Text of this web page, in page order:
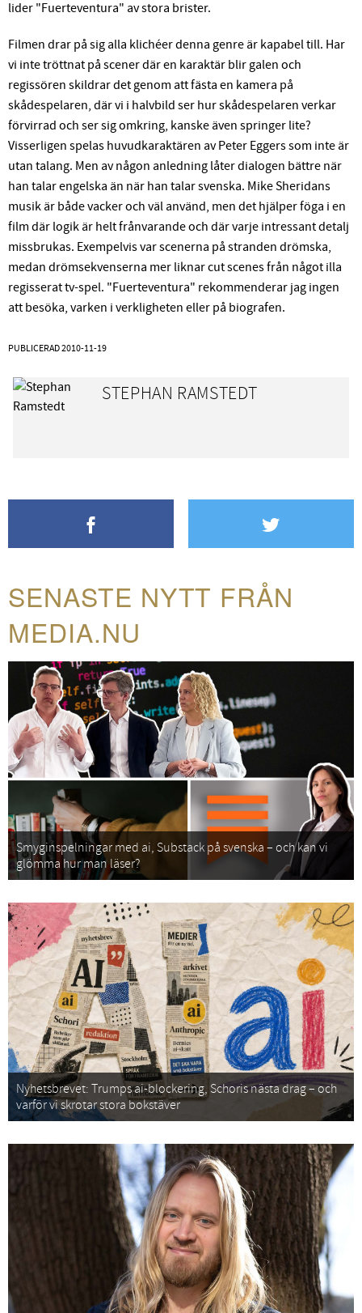
lider "Fuerteventura" av stora brister.
Filmen drar på sig alla klichéer denna genre är kapabel till. Har
vi inte tröttnat på scener där en karaktär blir galen och
regissören skildrar det genom att fästa en kamera på
skådespelaren, där vi i halvbild ser hur skådespelaren verkar
förvirrad och ser sig omkring, kanske även springer lite?
Visserligen spelas huvudkaraktären av Peter Eggers som inte är
utan talang. Men av någon anledning låter dialogen bättre när
han talar engelska än när han talar svenska. Mike Sheridans
musik är både vacker och väl använd, men det hjälper föga i en
film där logik är helt frånvarande och där varje intressant detalj
missbrukas. Exempelvis var scenerna på stranden drömska,
medan drömsekvenserna mer liknar cut scenes från något illa
regisserat tv-spel. "Fuerteventura" rekommenderar jag ingen
att besöka, varken i verkligheten eller på biografen.
PUBLICERAD2010-11-19
STEPHAN RAMSTEDT
SENASTE NYTT FRÅN
MEDIA.NU
Smyginspelningar med ai, Substack på svenska – och kan vi
glömma hur man läser?
Nyhetsbrevet: Trumps ai-blockering, Schoris nästa drag – och
varför vi skrotar stora bokstäver